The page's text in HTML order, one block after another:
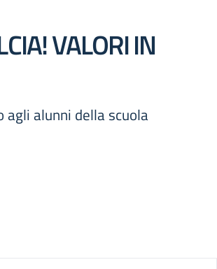
VALORI IN
agli alunni della scuola